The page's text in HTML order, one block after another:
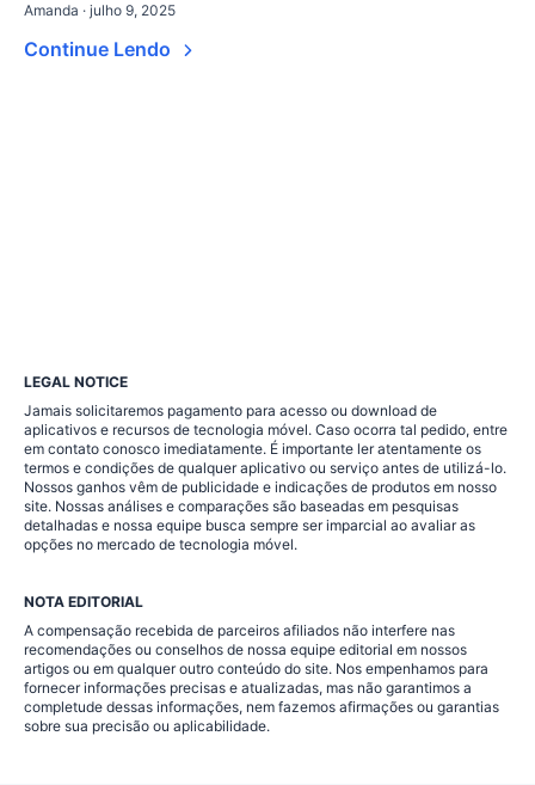
Amanda · julho 9, 2025
Continue Lendo
LEGAL NOTICE
Jamais solicitaremos pagamento para acesso ou download de
aplicativos e recursos de tecnologia móvel. Caso ocorra tal pedido, entre
em contato conosco imediatamente. É importante ler atentamente os
termos e condições de qualquer aplicativo ou serviço antes de utilizá-lo.
Nossos ganhos vêm de publicidade e indicações de produtos em nosso
site. Nossas análises e comparações são baseadas em pesquisas
detalhadas e nossa equipe busca sempre ser imparcial ao avaliar as
opções no mercado de tecnologia móvel.
NOTA EDITORIAL
A compensação recebida de parceiros afiliados não interfere nas
recomendações ou conselhos de nossa equipe editorial em nossos
artigos ou em qualquer outro conteúdo do site. Nos empenhamos para
fornecer informações precisas e atualizadas, mas não garantimos a
completude dessas informações, nem fazemos afirmações ou garantias
sobre sua precisão ou aplicabilidade.